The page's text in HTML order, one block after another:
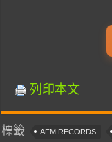
列印本文
標籤 AFM RECORDS